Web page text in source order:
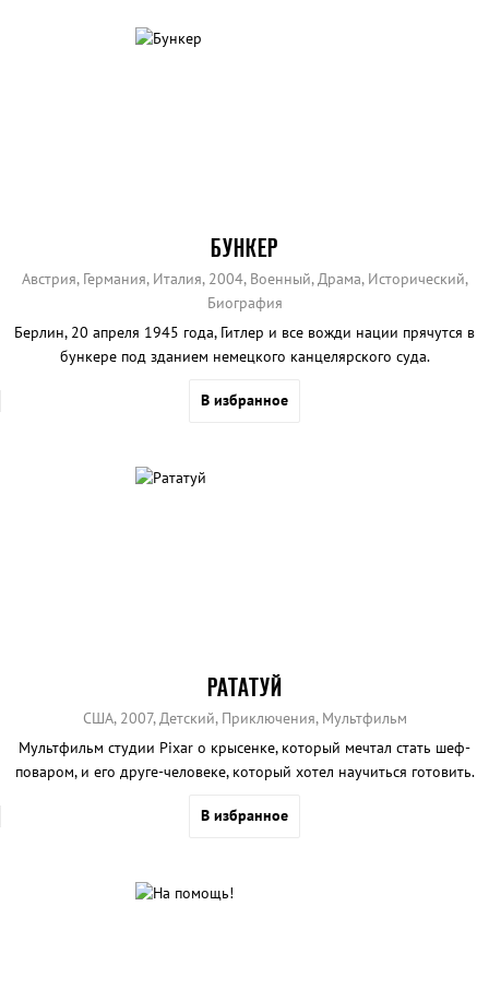
БУНКЕР
Австрия, Германия, Италия, 2004, Военный, Драма, Исторический,
Биография
Берлин, 20 апреля 1945 года, Гитлер и все вожди нации прячутся в
бункере под зданием немецкого канцелярского суда.
В избранное
РАТАТУЙ
США, 2007, Детский, Приключения, Мультфильм
Мультфильм студии Pixar о крысенке, который мечтал стать шеф-
поваром, и его друге-человеке, который хотел научиться готовить.
В избранное